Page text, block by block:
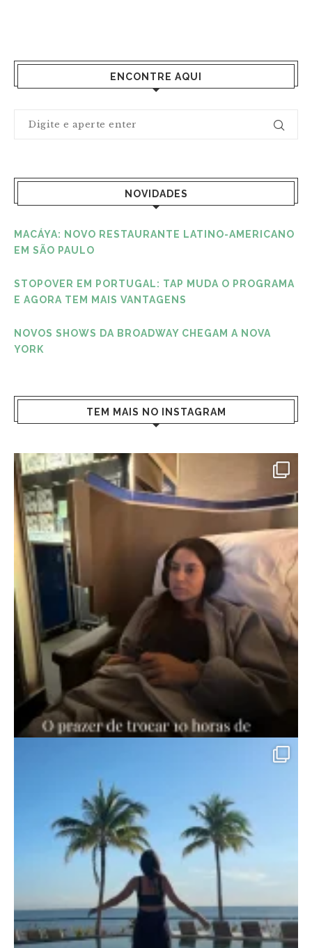
ENCONTRE AQUI
NOVIDADES
MACÁYA: NOVO RESTAURANTE LATINO-AMERICANO
EM SÃO PAULO
STOPOVER EM PORTUGAL: TAP MUDA O PROGRAMA
E AGORA TEM MAIS VANTAGENS
NOVOS SHOWS DA BROADWAY CHEGAM A NOVA
YORK
TEM MAIS NO INSTAGRAM